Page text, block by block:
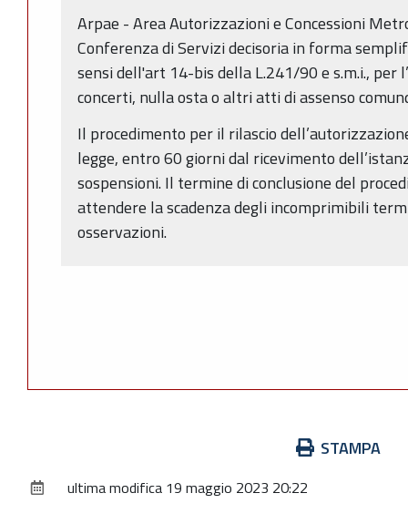
Arpae - Area Autorizzazioni e Concessioni
Conferenza di Servizi decisoria in forma
sensi dell'art 14-bis della L.241/90 e s.m.i., per
concerti, nulla osta o altri atti di assenso
Il procedimento per il rilascio
legge, entro 60 giorni dal ricevimento
sospensioni. Il termine di conclusione del
attendere la scadenza degli incomprimibili
osservazioni.
documento
STAMPA
ultima modifica 19 maggio 2023 20:22